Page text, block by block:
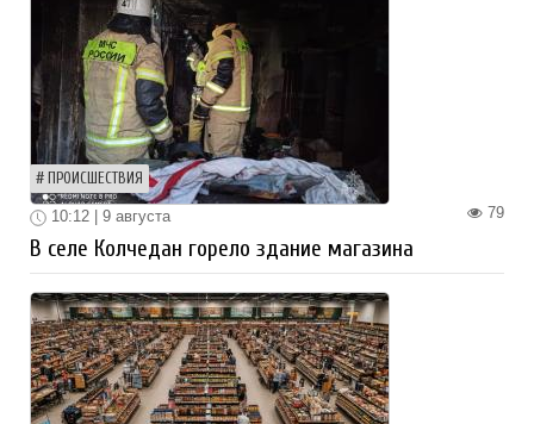
ПРОИСШЕСТВИЯ
79
10:12 | 9 августа
В селе Колчедан горело здание магазина